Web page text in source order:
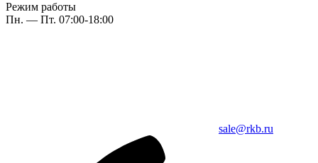
Режим работы
Пн. — Пт. 07:00-18:00
sale@rkb.ru